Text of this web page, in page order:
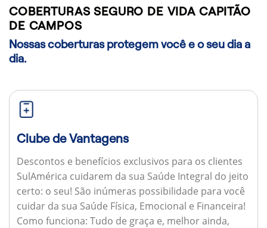
COBERTURAS SEGURO DE VIDA CAPITÃO
DE CAMPOS
Nossas coberturas protegem você e o seu dia a
dia.
Clube de Vantagens
Descontos e benefícios exclusivos para os clientes
SulAmérica cuidarem da sua Saúde Integral do jeito
certo: o seu! São inúmeras possibilidade para você
cuidar da sua Saúde Física, Emocional e Financeira!
Como funciona: Tudo de graça e, melhor ainda,